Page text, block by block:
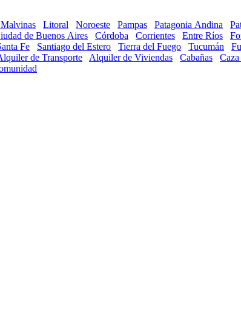
Litoral Noroeste Pampas Patagonia Andina
de Buenos Aires Córdoba Corrientes Entre Ríos
Fe Santiago del Estero Tierra del Fuego Tucumán
de Transporte Alquiler de Viviendas Cabañas Caza